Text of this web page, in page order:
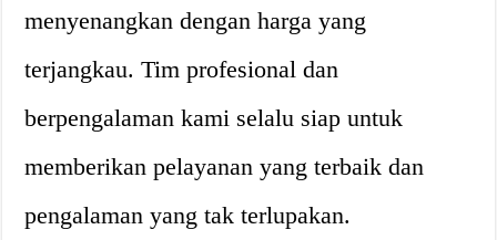
menyenangkan dengan harga yang
terjangkau. Tim profesional dan
berpengalaman kami selalu siap untuk
memberikan pelayanan yang terbaik dan
pengalaman yang tak terlupakan.